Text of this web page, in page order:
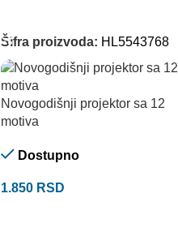
Šifra proizvoda: HL5543768
Novogodišnji projektor sa 12
motiva
Dostupno
1.850 RSD